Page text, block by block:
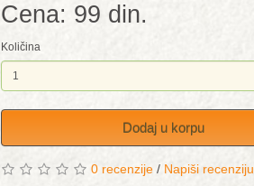
Cena: 99 din.
Količina
Dodaj u korpu
0 recenzije / Napiši recenziju